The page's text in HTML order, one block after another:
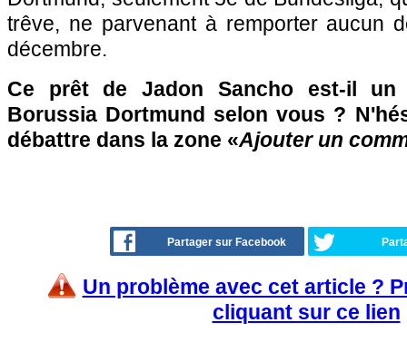
trêve, ne parvenant à remporter aucun
décembre.
Ce prêt de Jadon Sancho est-il
Borussia Dortmund selon vous ?
débattre dans la zone «Ajouter un
Partager sur Facebook
Un problème avec cet article ?
cliquant sur ce lien